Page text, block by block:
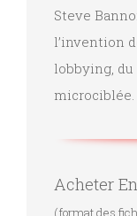
Steve
l’invention
lobbying,
microciblée.
Acheter
(format des